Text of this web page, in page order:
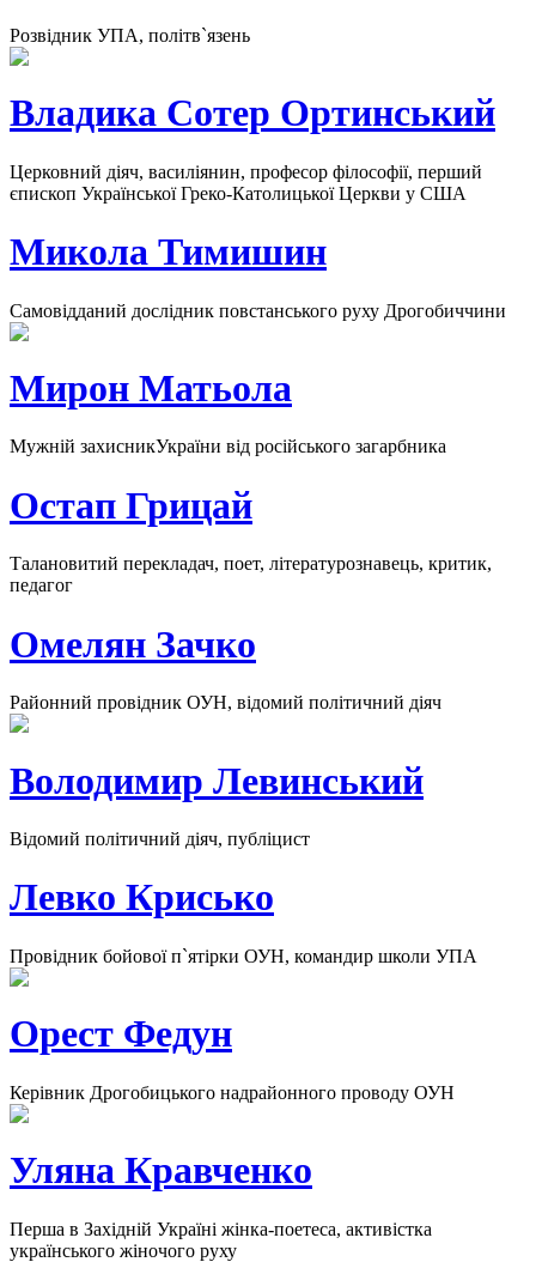
Розвідник УПА, політв`язень
Владика Сотер Ортинський
Церковний діяч, василіянин, професор філософії, перший
єпископ Української Греко-Католицької Церкви у США
Микола Тимишин
Самовідданий дослідник повстанського руху Дрогобиччини
Мирон Матьола
Мужній захисникУкраїни від російського загарбника
Остап Грицай
Талановитий перекладач, поет, літературознавець, критик,
педагог
Омелян Зачко
Районний провідник ОУН, відомий політичний діяч
Володимир Левинський
Відомий політичний діяч, публіцист
Левко Крисько
Провідник бойової п`ятірки ОУН, командир школи УПА
Орест Федун
Керівник Дрогобицького надрайонного проводу ОУН
Уляна Кравченко
Перша в Західній Україні жінка-поетеса, активістка
українського жіночого руху